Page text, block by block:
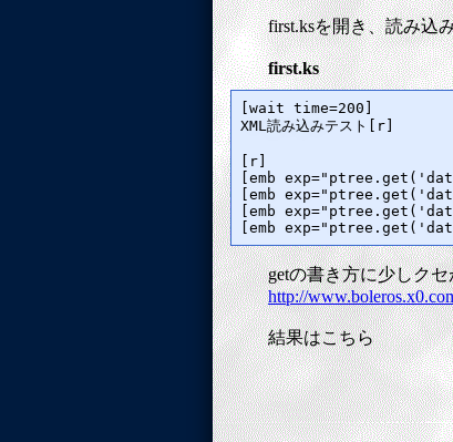
first.ksを開き、読み込
first.ks
[wait time=200]
XML読み込みテスト[r]
[r]
[emb
[emb
[emb
getの書き方に少しク
http://
結果はこちら